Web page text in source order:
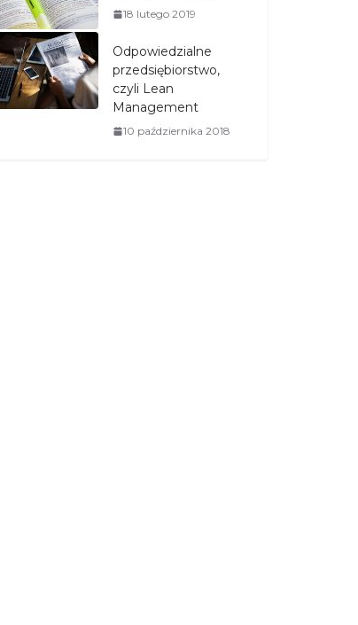
18 lutego 2019
Odpowiedzialne
przedsiębiorstwo,
czyli Lean
Management
10 października 2018